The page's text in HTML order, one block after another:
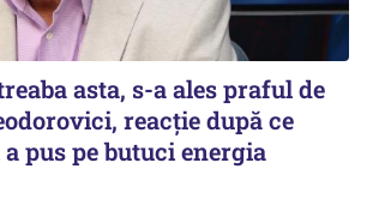
asta, s-a ales praful de
reacție după ce
pus pe butuci energia